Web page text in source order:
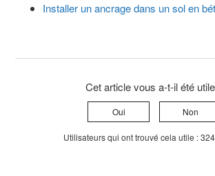
Installer un ancrage dans un sol en
Cet article vous a-t-il été
Oui Non
Utilisateurs qui ont trouvé cela utile :